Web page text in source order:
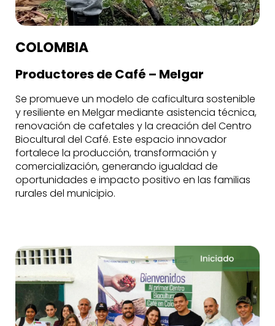
COLOMBIA
Productores de Café – Melgar
Se promueve un modelo de caficultura sostenible
y resiliente en Melgar mediante asistencia técnica,
renovación de cafetales y la creación del Centro
Biocultural del Café. Este espacio innovador
fortalece la producción, transformación y
comercialización, generando igualdad de
oportunidades e impacto positivo en las familias
rurales del municipio.